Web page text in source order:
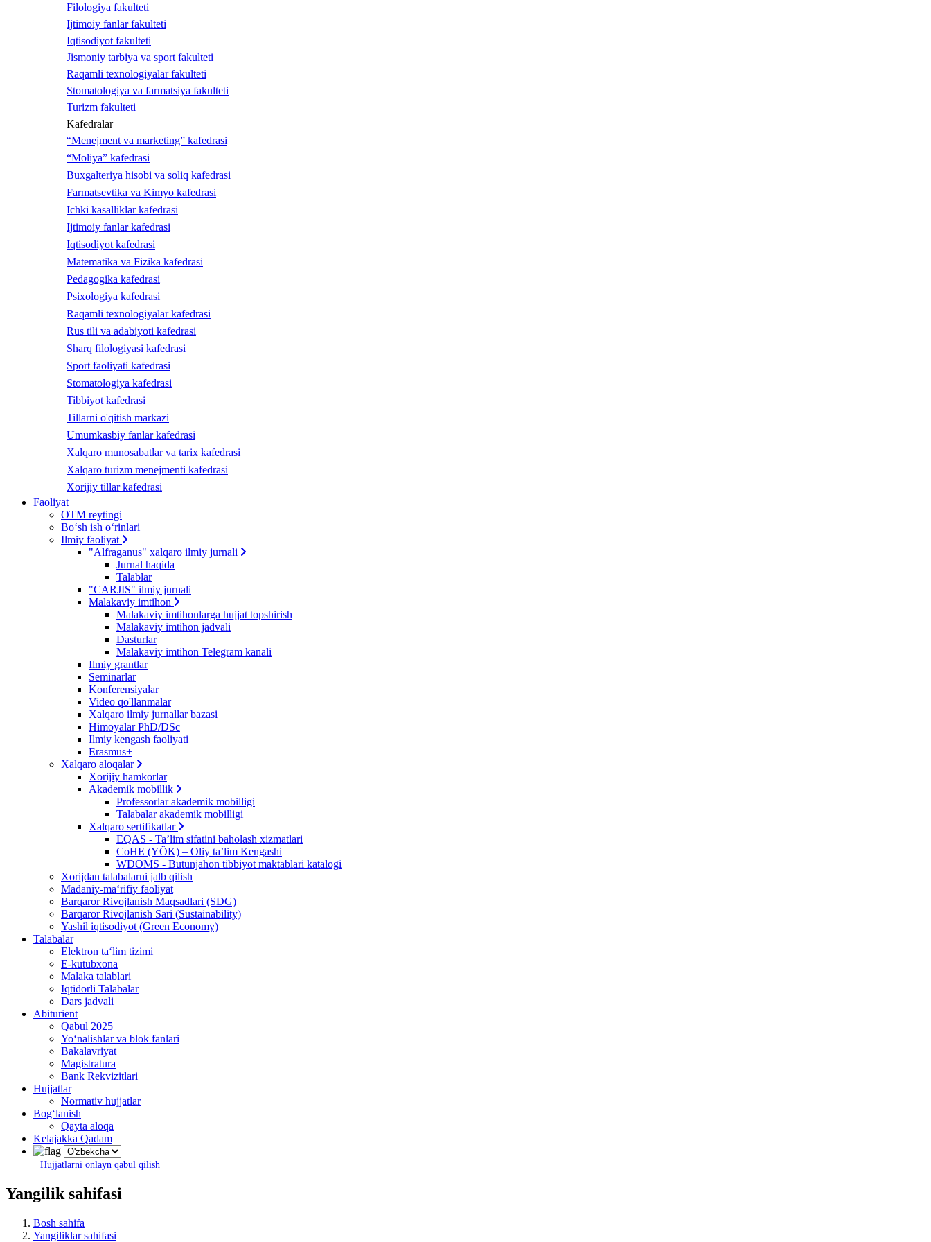
Filologiya fakulteti
Ijtimoiy fanlar fakulteti
Iqtisodiyot fakulteti
Jismoniy tarbiya va sport fakulteti
Raqamli texnologiyalar fakulteti
Stomatologiya va farmatsiya fakulteti
Turizm fakulteti
Kafedralar
“Menejment va marketing” kafedrasi
“Moliya” kafedrasi
Buxgalteriya hisobi va soliq kafedrasi
Farmatsevtika va Kimyo kafedrasi
Ichki kasalliklar kafedrasi
Ijtimoiy fanlar kafedrasi
Iqtisodiyot kafedrasi
Matematika va Fizika kafedrasi
Pedagogika kafedrasi
Psixologiya kafedrasi
Raqamli texnologiyalar kafedrasi
Rus tili va adabiyoti kafedrasi
Sharq filologiyasi kafedrasi
Sport faoliyati kafedrasi
Stomatologiya kafedrasi
Tibbiyot kafedrasi
Tillarni o'qitish markazi
Umumkasbiy fanlar kafedrasi
Xalqaro munosabatlar va tarix kafedrasi
Xalqaro turizm menejmenti kafedrasi
Xorijiy tillar kafedrasi
Faoliyat
OTM reytingi
Bo‘sh ish o‘rinlari
Ilmiy faoliyat
"Alfraganus" xalqaro ilmiy jurnali
Jurnal haqida
Talablar
"CARJIS" ilmiy jurnali
Malakaviy imtihon
Malakaviy imtihonlarga hujjat topshirish
Malakaviy imtihon jadvali
Dasturlar
Malakaviy imtihon Telegram kanali
Ilmiy grantlar
Seminarlar
Konferensiyalar
Video qo'llanmalar
Xalqaro ilmiy jurnallar bazasi
Himoyalar PhD/DSc
Ilmiy kengash faoliyati
Erasmus+
Xalqaro aloqalar
Xorijiy hamkorlar
Akademik mobillik
Professorlar akademik mobilligi
Talabalar akademik mobilligi
Xalqaro sertifikatlar
EQAS - Ta’lim sifatini baholash xizmatlari
CoHE (YÖK) – Oliy ta’lim Kengashi
WDOMS - Butunjahon tibbiyot maktablari katalogi
Xorijdan talabalarni jalb qilish
Madaniy-ma‘rifiy faoliyat
Barqaror Rivojlanish Maqsadlari (SDG)
Barqaror Rivojlanish Sari (Sustainability)
Yashil iqtisodiyot (Green Economy)
Talabalar
Elektron ta‘lim tizimi
E-kutubxona
Malaka talablari
Iqtidorli Talabalar
Dars jadvali
Abiturient
Qabul 2025
Yo‘nalishlar va blok fanlari
Bakalavriyat
Magistratura
Bank Rekvizitlari
Hujjatlar
Normativ hujjatlar
Bog‘lanish
Qayta aloqa
Kelajakka Qadam
Hujjatlarni onlayn qabul qilish
Yangilik sahifasi
Bosh sahifa
Yangiliklar sahifasi